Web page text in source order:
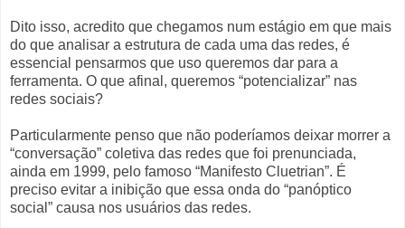
Dito isso, acredito que chegamos num estágio em que mais
do que analisar a estrutura de cada uma das redes, é
essencial pensarmos que uso queremos dar para a
ferramenta. O que afinal, queremos “potencializar” nas
redes sociais?
Particularmente penso que não poderíamos deixar morrer a
“conversação” coletiva das redes que foi prenunciada,
ainda em 1999, pelo famoso “Manifesto Cluetrian”. É
preciso evitar a inibição que essa onda do “panóptico
social” causa nos usuários das redes.